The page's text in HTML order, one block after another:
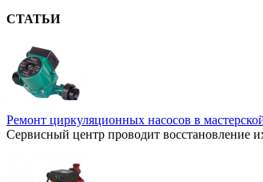
СТАТЬИ
Ремонт циркуляционных насосов в
Сервисный центр проводит восстановление